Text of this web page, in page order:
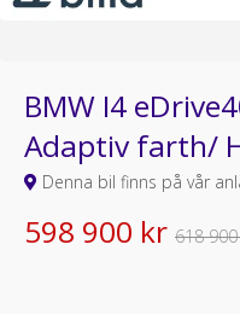
BMW I4
Adaptiv farth/
Denna bil finns på vår
598 900 kr 618